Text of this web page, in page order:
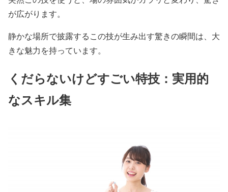
が広がります。
静かな場所で披露するこの技が生み出す驚きの瞬間は、大
きな魅力を持っています。
くだらないけどすごい特技：実用的
なスキル集